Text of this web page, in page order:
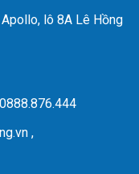
lô 8A Lê Hồng
,